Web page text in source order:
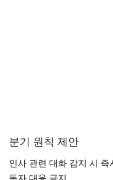
분기 원칙 제안
인사 관련 대화 감지 시